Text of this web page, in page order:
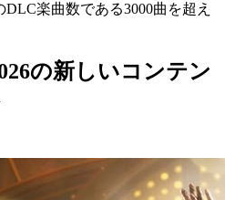
楽曲数である3000曲を超え
の新しいコンテン